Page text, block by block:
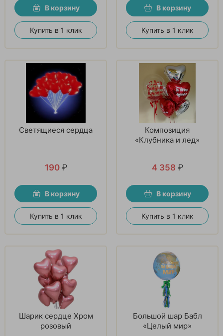
В корзину
Купить в 1 клик
В корзину
Купить в 1 клик
Светящиеся сердца
190 ₽
В корзину
Купить в 1 клик
Композиция
«Клубника и лед»
4 358 ₽
В корзину
Купить в 1 клик
Шарик сердце Хром
розовый
Большой шар Бабл
«Целый мир»